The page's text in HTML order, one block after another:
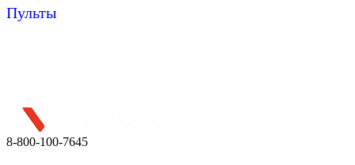
Пульты
8-800-100-7645